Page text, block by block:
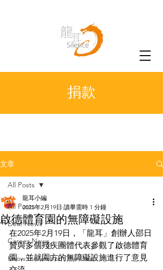
捐款
文章
All Posts
Deaf News
Career News
Know more about the Deaf
All Posts
啟德體育園的無障礙設施
龍耳小編
2025年2月19日 讀畢需時 1 分鐘
在2025年2月19日，「龍耳」創辦人邵日
贊與多個殘疾團體代表參觀了啟德體育
園，並就園方的無障礙設施進行了意見